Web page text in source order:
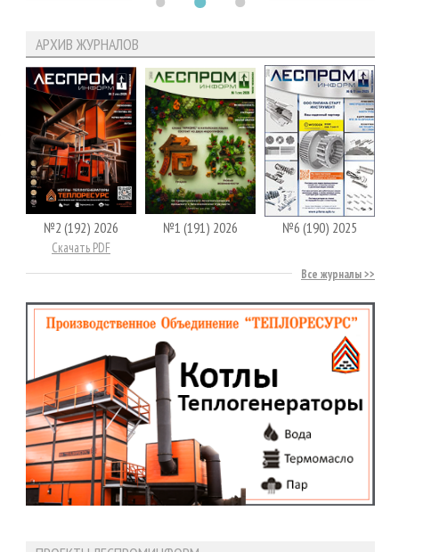
АРХИВ ЖУРНАЛОВ
№2 (192) 2026
Скачать PDF
№1 (191) 2026 №6 (190) 2025
Все журналы